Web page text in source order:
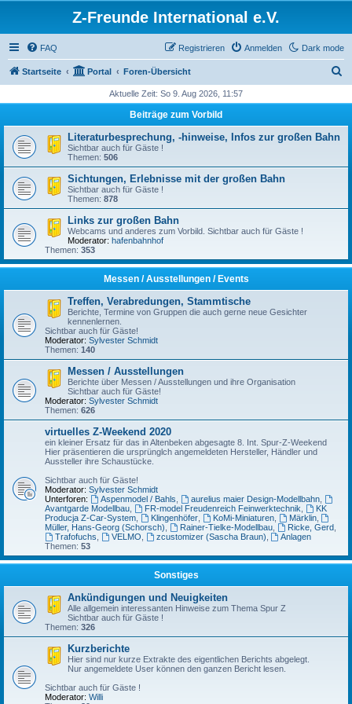
Z-Freunde International e.V.
Dark mode
FAQ Anmelden
Registrieren
Startseite Portal Foren-Übersicht
h
Aktuelle Zeit: So 9. Aug 2026, 11:57
Beiträge zum Vorbild
Literaturbesprechung, -hinweise, Infos zur großen Bahn
Sichtbar auch für Gäste !
Themen: 506
Sichtungen, Erlebnisse mit der großen Bahn
Sichtbar auch für Gäste !
Themen: 878
Links zur großen Bahn
Webcams und anderes zum Vorbild. Sichtbar auch für Gäste !
Moderator: hafenbahnhof
Themen: 353
Messen / Ausstellungen / Events
Treffen, Verabredungen, Stammtische
Berichte, Termine von Gruppen die auch gerne neue Gesichter
kennenlernen.
Sichtbar auch für Gäste!
Moderator: Sylvester Schmidt
Themen: 140
Messen / Ausstellungen
Berichte über Messen / Ausstellungen und ihre Organisation
Sichtbar auch für Gäste!
Moderator: Sylvester Schmidt
Themen: 626
virtuelles Z-Weekend 2020
ein kleiner Ersatz für das in Altenbeken abgesagte 8. Int. Spur-Z-Weekend
Hier präsentieren die ursprünglch angemeldeten Hersteller, Händler und
Aussteller ihre Schaustücke.
Sichtbar auch für Gäste!
Moderator: Sylvester Schmidt
Unterforen:
Aspenmodel / Bahls aurelius maier Design-Modellbahn,
Avantgarde Modellbau
FR-model Freudenreich Feinwerktechnik
KK
Producja Z-Car-System
Klingenhöfer, KoMi-Miniaturen, Märklin,
Müller, Hans-Georg (Schorsch)
Rainer-Tielke-Modellbau, Ricke, Gerd,
Trafofuchs
VELMO zcustomizer (Sascha Braun)
Anlagen
Themen: 53
Sonstiges
Ankündigungen und Neuigkeiten
Alle allgemein interessanten Hinweise zum Thema Spur Z
Sichtbar auch für Gäste !
Themen: 326
Kurzberichte
Hier sind nur kurze Extrakte des eigentlichen Berichts abgelegt.
Nur angemeldete User können den ganzen Bericht lesen.
Sichtbar auch für Gäste !
Moderator: Willi